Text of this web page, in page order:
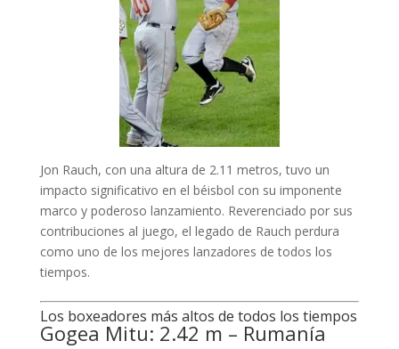
Jon Rauch, con una altura de 2.11 metros, tuvo un
impacto significativo en el béisbol con su imponente
marco y poderoso lanzamiento. Reverenciado por sus
contribuciones al juego, el legado de Rauch perdura
como uno de los mejores lanzadores de todos los
tiempos.
Los boxeadores más altos de todos los tiempos
Gogea Mitu: 2.42 m – Rumanía